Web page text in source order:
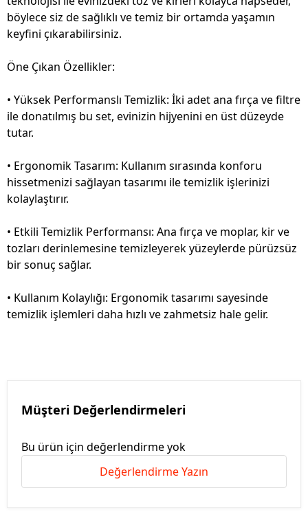
böylece siz de sağlıklı ve temiz bir ortamda yaşamın
keyfini çıkarabilirsiniz.
Öne Çıkan Özellikler:
• Yüksek Performanslı Temizlik: İki adet ana fırça ve filtre
ile donatılmış bu set, evinizin hijyenini en üst düzeyde
tutar.
• Ergonomik Tasarım: Kullanım sırasında konforu
hissetmenizi sağlayan tasarımı ile temizlik işlerinizi
kolaylaştırır.
• Etkili Temizlik Performansı: Ana fırça ve moplar, kir ve
tozları derinlemesine temizleyerek yüzeylerde pürüzsüz
bir sonuç sağlar.
• Kullanım Kolaylığı: Ergonomik tasarımı sayesinde
temizlik işlemleri daha hızlı ve zahmetsiz hale gelir.
Müşteri Değerlendirmeleri
Bu ürün için değerlendirme yok
Değerlendirme Yazın